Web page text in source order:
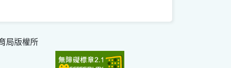
局版權所